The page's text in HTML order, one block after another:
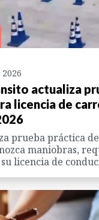
actualiza
licencia de
prueba práctica
maniobras,
licencia de